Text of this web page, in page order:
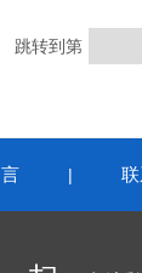
跳转到第
|